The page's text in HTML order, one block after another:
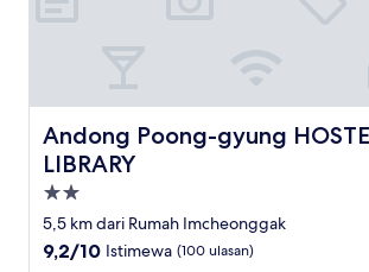
Andong Poong-gyung
LIBRARY
Andong Poong-gyung HOSTEL n
Properti
bintang
2.0
5,5 km dari Rumah Imcheonggak
9.2
9,2/10 Istimewa (100 ulasan)